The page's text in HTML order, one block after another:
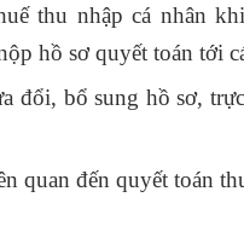
thu nhập cá nhân
hồ sơ quyết toán tới
đổi, bổ sung hồ sơ,
quan đến quyết toán